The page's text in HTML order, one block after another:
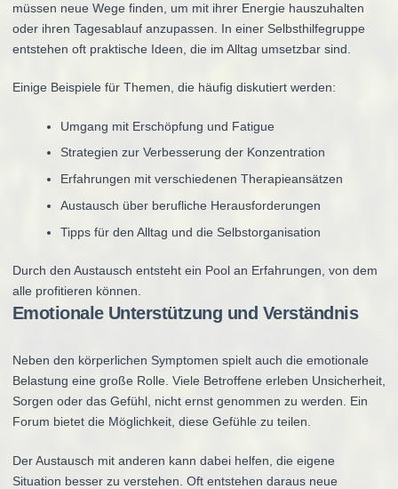
müssen neue Wege finden, um mit ihrer Energie hauszuhalten
oder ihren Tagesablauf anzupassen. In einer Selbsthilfegruppe
entstehen oft praktische Ideen, die im Alltag umsetzbar sind.
Einige Beispiele für Themen, die häufig diskutiert werden:
Umgang mit Erschöpfung und Fatigue
Strategien zur Verbesserung der Konzentration
Erfahrungen mit verschiedenen Therapieansätzen
Austausch über berufliche Herausforderungen
Tipps für den Alltag und die Selbstorganisation
Durch den Austausch entsteht ein Pool an Erfahrungen, von dem
alle profitieren können.
Emotionale Unterstützung und Verständnis
Neben den körperlichen Symptomen spielt auch die emotionale
Belastung eine große Rolle. Viele Betroffene erleben Unsicherheit,
Sorgen oder das Gefühl, nicht ernst genommen zu werden. Ein
Forum bietet die Möglichkeit, diese Gefühle zu teilen.
Der Austausch mit anderen kann dabei helfen, die eigene
Situation besser zu verstehen. Oft entstehen daraus neue